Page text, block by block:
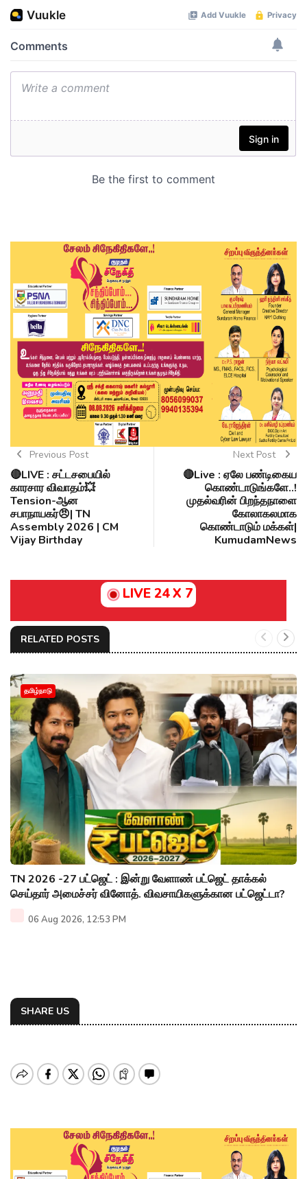
Previous Post
🔴LIVE : சட்டசபையில்
காரசார விவாதம்💥
Tension-ஆன
சபாநாயகர்😠| TN
Assembly 2026 | CM
Vijay Birthday
Next Post
🔴Live : ஏலே பண்டிகைய
கொண்டாடுங்களே..!
முதல்வரின் பிறந்தநாளை
கோலாகலமாக
கொண்டாடும் மக்கள்|
KumudamNews
LIVE 24 X 7
RELATED POSTS
தமிழ்நாடு
TN 2026 -27 பட்ஜெட் : இன்று வேளாண் பட்ஜெட் தாக்கல்
செய்தார் அமைச்சர் வினோத். விவசாயிகளுக்கான பட்ஜெட்டா?
06 Aug 2026, 12:53 PM
SHARE US